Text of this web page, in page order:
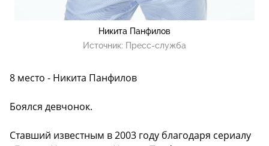
Никита Панфилов
Источник: Пресс-служба
8 место - Никита Панфилов
Боялся девчонок.
Ставший известным в 2003 году благодаря сериалу